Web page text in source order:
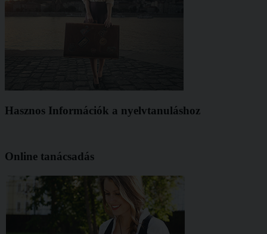
Hasznos Információk a nyelvtanuláshoz
Online tanácsadás